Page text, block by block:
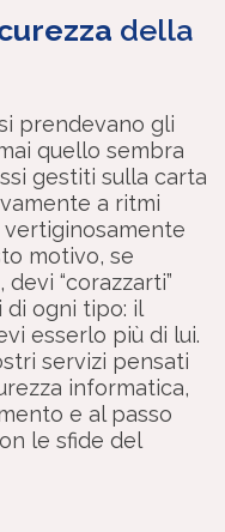
della
prendevano gli
quello sembra
gestiti sulla carta
a ritmi
motivo, se
“corazzarti”
ogni tipo: il
esserlo più di lui.
servizi pensati
informatica,
e al passo
le sfide del